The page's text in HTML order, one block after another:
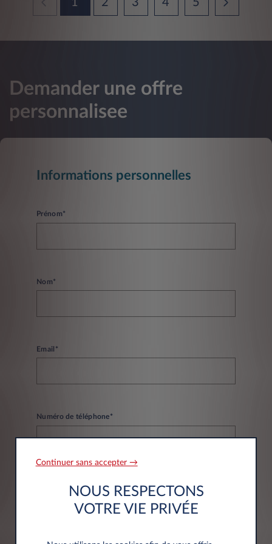
1 2 3 4 5
Demander une offre
personnalisee
Informations personnelles
Prénom*
Nom*
Email*
Numéro de téléphone*
Informations société
Continuer sans accepter →
NOUS RESPECTONS
VOTRE VIE PRIVÉE